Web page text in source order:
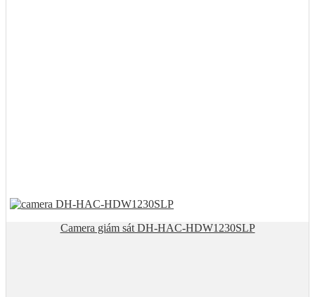
Camera giám sát DH-HAC-HDW1230SLP